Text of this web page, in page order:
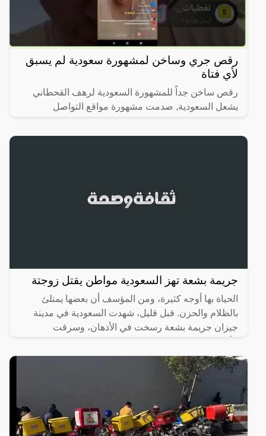
رقص جري وساخن لمشهورة سعودية لم يسبق
لأي فتاة
رقص ساخن جداً للمشهورة السعودية لرهف القحطاني
يشعل السعودية, صدمت مشهورة مواقع التواصل
رقصها والميكاج الذي
جريمة بشعة تهز السعودية مواطن يقتل زوجتة
الحياة بها أوجه كثيرة، ومن المؤسف أن بعضها يمتلئ
بالظلام والحزن. قبل قليل، شهدت السعودية في مدينة
جيزان جريمة بشعة رسخت في الأذهان، وسرقت